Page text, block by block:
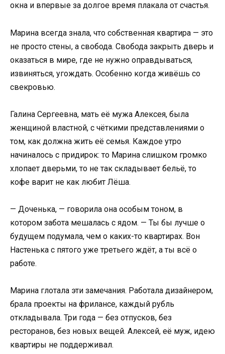
окна и впервые за долгое время плакала от счастья.
Марина всегда знала, что собственная квартира — это
не просто стены, а свобода. Свобода закрыть дверь и
оказаться в мире, где не нужно оправдываться,
извиняться, угождать. Особенно когда живёшь со
свекровью.
Галина Сергеевна, мать её мужа Алексея, была
женщиной властной, с чёткими представлениями о
том, как должна жить её семья. Каждое утро
начиналось с придирок: то Марина слишком громко
хлопает дверьми, то не так складывает бельё, то
кофе варит не как любит Лёша.
— Доченька, — говорила она особым тоном, в
котором забота мешалась с ядом. — Ты бы лучше о
будущем подумала, чем о каких-то квартирах. Вон
Настенька с пятого уже третьего ждёт, а ты всё о
работе.
Марина глотала эти замечания. Работала дизайнером,
брала проекты на фрилансе, каждый рубль
откладывала. Три года — без отпусков, без
ресторанов, без новых вещей. Алексей, её муж, идею
квартиры не поддерживал.